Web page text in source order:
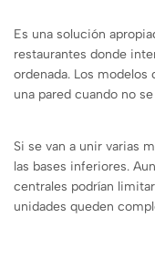
Es una solución
restaurantes donde
ordenada. Los
una pared cuando no
Si se van a unir varias
las bases inferiores.
centrales podrían
unidades queden